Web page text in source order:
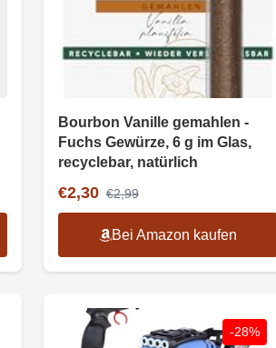
Bourbon Vanille gemahlen -
Fuchs Gewürze, 6 g im Glas,
recyclebar, natürlich
€2,30 €2,99
Bei Amazon kaufen
-28%